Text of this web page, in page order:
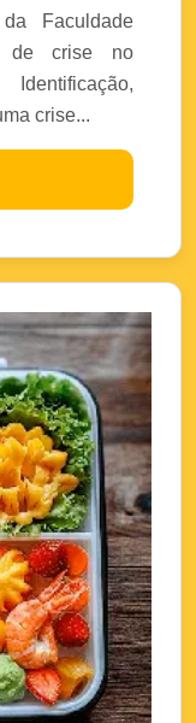
Faculdade
de crise no
crise...